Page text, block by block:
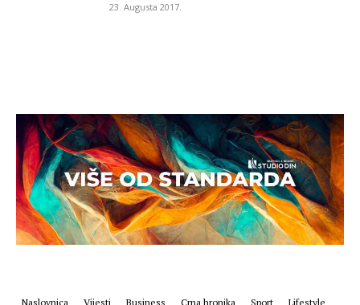
23. Augusta 2017.
Naslovnica Vijesti Business Crna hronika Sport Lifestyle